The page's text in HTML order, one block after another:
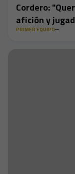
Cordero:
afición y
PRIMER EQUIPO